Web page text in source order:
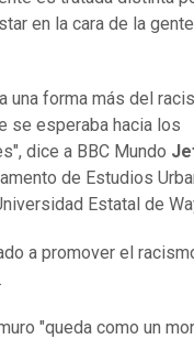
en la cara de la
una forma más del
se esperaba hacia los
dice a BBC Mundo
de Estudios
Estatal de
a promover el
"queda como un